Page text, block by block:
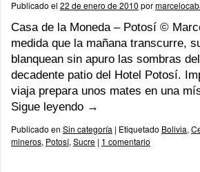
Publicado el 22 de enero de 2010 por
Casa de la Moneda – Potosí ©
medida que la mañana transcurre,
blanquean sin apuro las sombras
decadente patio del Hotel Potosí.
viaja prepara unos mates en una
Sigue leyendo →
Publicado en Sin categoría | Etiquetado Bolivia,
mineros, Potosí, Sucre | 1 comentario